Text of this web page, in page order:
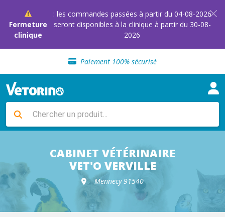
Fermeture
clinique
: les commandes passées à partir du 04-08-2026
seront disponibles à la clinique à partir du 30-08-
2026
Sélection de croquettes vétérinaire
Paiement 100% sécurisé
Livraison gratuite en clinique vétérinaire
Sélection de croquettes vétérinaire
Livraison gratuite en clinique vétérinaire
Retour gratuit en clinique
CABINET VÉTÉRINAIRE
VET'O VERVILLE
Mennecy 91540